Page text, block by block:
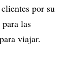
por su
las
viajar.